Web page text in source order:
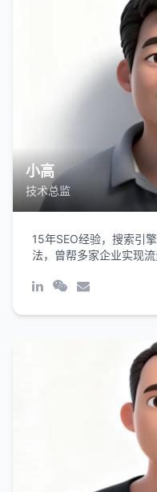
小高
技术总监
15年SEO经验，搜索引
法，曾帮多家企业实现流